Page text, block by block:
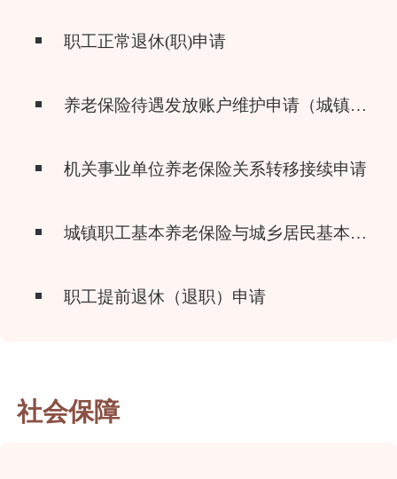
职工正常退休(职)申请
养老保险待遇发放账户维护申请（城镇企业职工基本养老保险）
机关事业单位养老保险关系转移接续申请
城镇职工基本养老保险与城乡居民基本养老保险制度衔接申请
职工提前退休（退职）申请
社会保障